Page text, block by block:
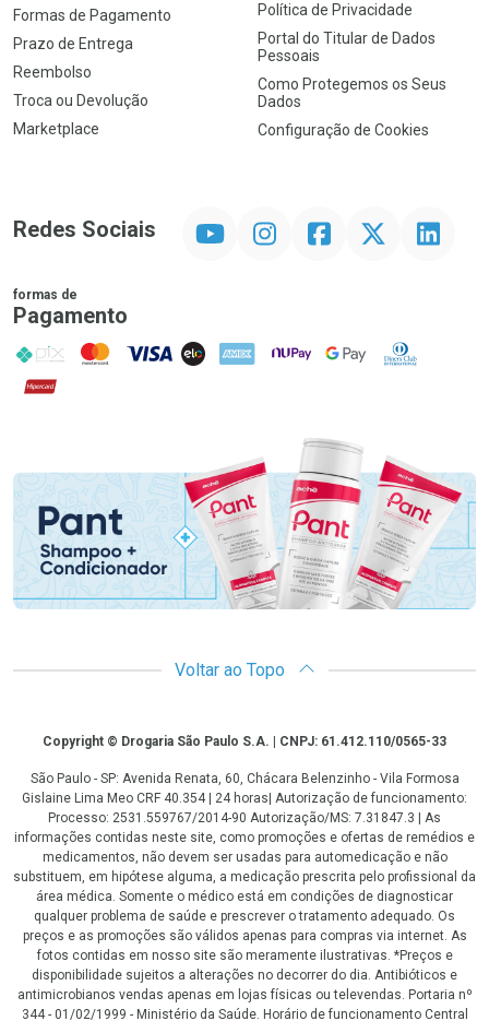
Formas de Pagamento
Prazo de Entrega
Reembolso
Troca ou Devolução
Marketplace
Política de Privacidade
Portal do Titular de Dados
Pessoais
Como Protegemos os Seus
Dados
Configuração de Cookies
Redes Sociais InstagramFacebookTwitter Linkedin
formas de
Pagamento
PIX MasterCard
VISA ELO AMEX NuPay Google PayDiners Club
Hipercard
Promoção em Destaque
Voltar ao Topo
CopyrightCopyright © Drogaria São Paulo S.A. | CNPJ: 61.412.110/0565-33
São Paulo - SP: Avenida Renata, 60, Chácara Belenzinho - Vila Formosa
Gislaine Lima Meo CRF 40.354 | 24 horas| Autorização de funcionamento:
Processo: 2531.559767/2014-90 Autorização/MS: 7.31847.3 | As
informações contidas neste site, como promoções e ofertas de remédios e
medicamentos, não devem ser usadas para automedicação e não
substituem, em hipótese alguma, a medicação prescrita pelo profissional da
área médica. Somente o médico está em condições de diagnosticar
qualquer problema de saúde e prescrever o tratamento adequado. Os
preços e as promoções são válidos apenas para compras via internet. As
fotos contidas em nosso site são meramente ilustrativas. *Preços e
disponibilidade sujeitos a alterações no decorrer do dia. Antibióticos e
antimicrobianos vendas apenas em lojas físicas ou televendas. Portaria nº
344 - 01/02/1999 - Ministério da Saúde. Horário de funcionamento Central